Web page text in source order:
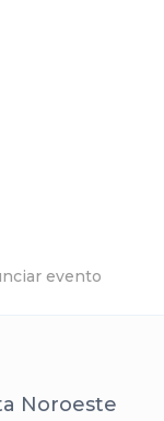
evento
Noroeste